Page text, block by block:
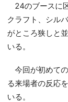
24のブースに
クラフト、シル
がところ狭しと
いる。
今回が初めて
る来場者の反応
いる。